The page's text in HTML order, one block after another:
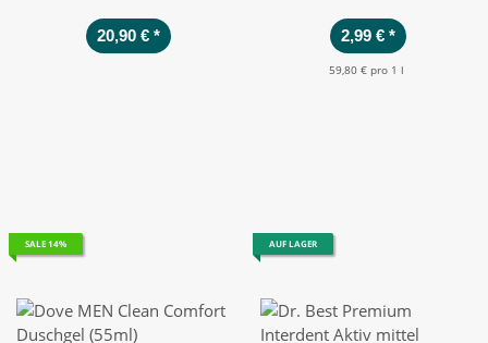
20,90 €* 2,99 €*
59,80 € pro 1 l
SALE 14% AUF LAGER